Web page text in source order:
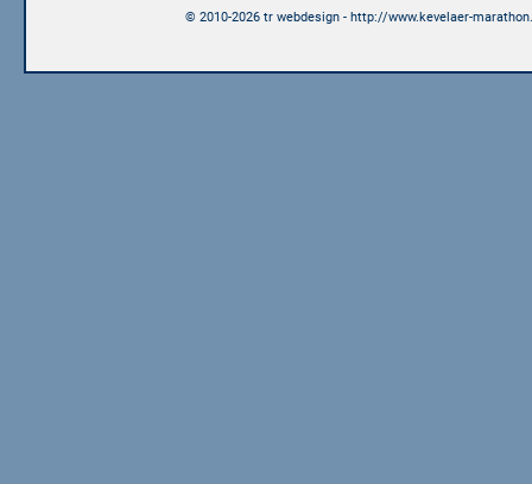
© 2010-2026 tr webdesign - http://www.kevelaer-